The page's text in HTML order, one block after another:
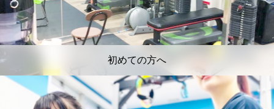
初めての方へ